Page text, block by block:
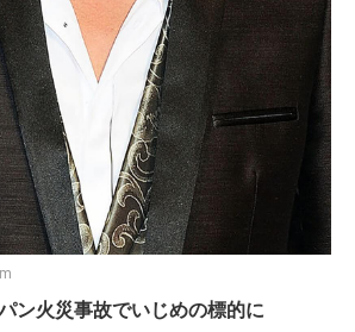
ン火災事故でいじめの標的に